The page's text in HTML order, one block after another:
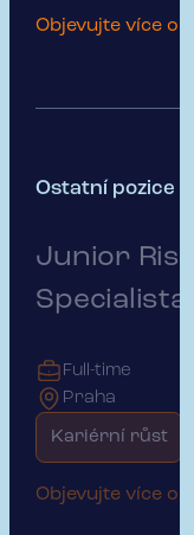
Objevujte více o
Ostatní pozice -
Junior
Specialista
Full-time
Praha
Objevujte více o
Kariérní růst